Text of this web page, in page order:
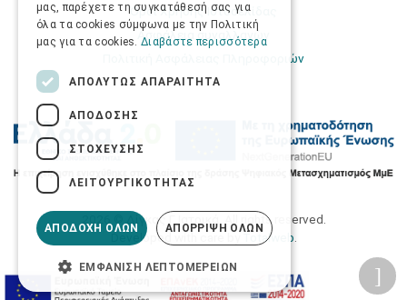
Όροι Χρήσης Ιστοσελίδας
Ασφάλεια συναλλαγών
Πολιτική Ασφάλειας Πληροφοριών
2026 © Δίγκας Γ. Ιατρικά. All rights reserved.
Developed with care by
Totalweb
μας, παρέχετε τη συγκατάθεσή σας για
όλα τα cookies σύμφωνα με την Πολιτική
μας για τα cookies. Διαβάστε περισσότερα
ΑΠΟΛΎΤΩΣ ΑΠΑΡΑΊΤΗΤΑ
ΑΠΌΔΟΣΗΣ
ΣΤΌΧΕΥΣΗΣ
ΛΕΙΤΟΥΡΓΙΚΌΤΗΤΑΣ
ΑΠΟΔΟΧΉ ΌΛΩΝ ΑΠΌΡΡΙΨΗ ΌΛΩΝ
ΕΜΦΆΝΙΣΗ ΛΕΠΤΟΜΕΡΕΙΏΝ